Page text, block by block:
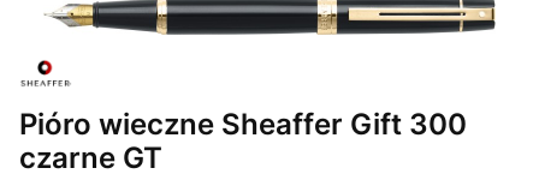
Pióro wieczne Sheaffer Gift 300
czarne GT